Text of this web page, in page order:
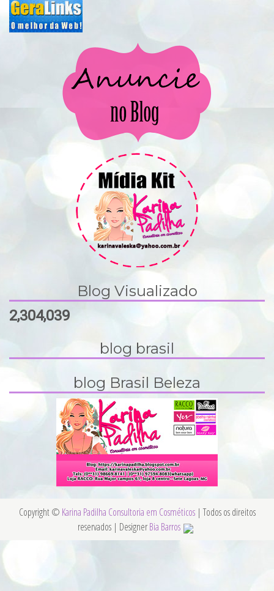
Blog Visualizado
2,304,039
blog brasil
blog Brasil Beleza
Copyright © Karina Padilha Consultoria em Cosméticos | Todos os direitos
reservados | DesignerBia Barros